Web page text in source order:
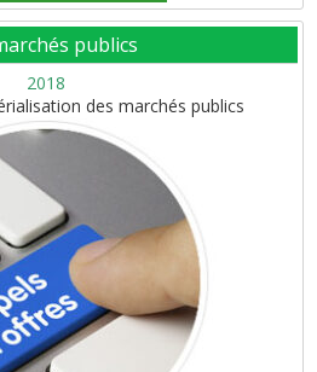
publics
2018
des marchés publics